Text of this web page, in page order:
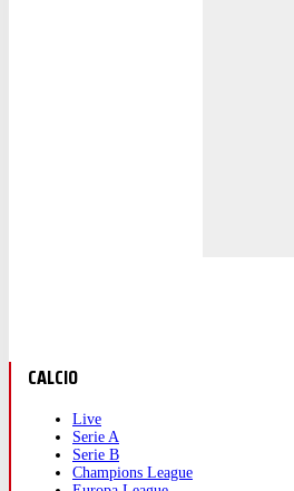
CALCIO
Live
Serie A
Serie B
Champions League